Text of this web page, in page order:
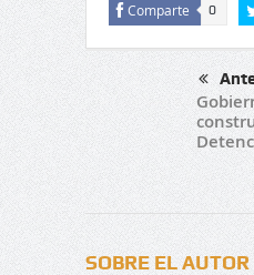
Comparte 0
SOBRE EL AUTOR